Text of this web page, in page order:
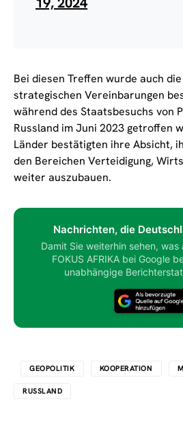
Bei diesen Treffen wurde auch
strategischen Vereinbarungen
während des Staatsbesuchs von
Russland im Juni 2023 getroffen
Länder bestätigten ihre Absicht,
den Bereichen Verteidigung,
weiter auszubauen.
Nachrichten, die
Damit Sie weiterhin sehen,
FOKUS AFRIKA bei Google
unabhängige
GEOPOLITIK KOOPERATION
RUSSLAND